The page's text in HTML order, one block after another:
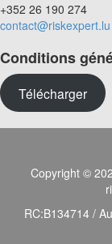
+352 26 190 274
contact@riskexpert.lu
Conditions
Télécharger
Copyright ©
RC:B134714 /